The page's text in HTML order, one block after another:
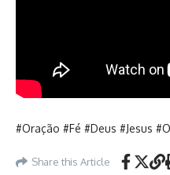
#Oração #Fé #Deus #Jesus
Share this Article